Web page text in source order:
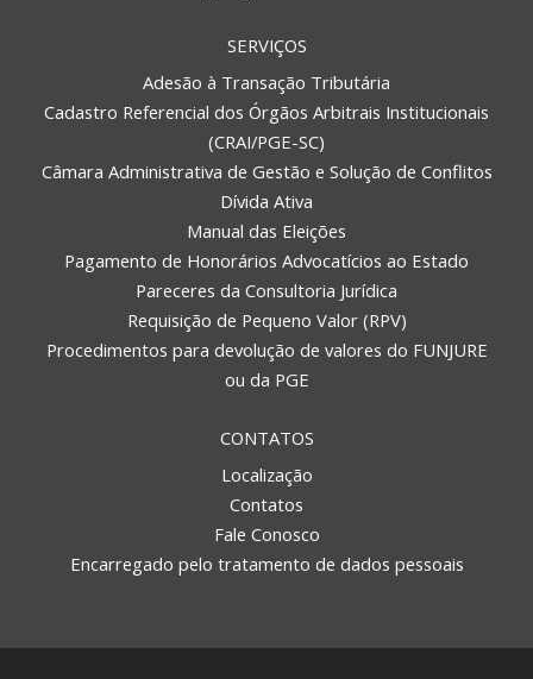
SERVIÇOS
Adesão à Transação Tributária
Cadastro Referencial dos Órgãos Arbitrais Institucionais
(CRAI/PGE-SC)
Câmara Administrativa de Gestão e Solução de Conflitos
Dívida Ativa
Manual das Eleições
Pagamento de Honorários Advocatícios ao Estado
Pareceres da Consultoria Jurídica
Requisição de Pequeno Valor (RPV)
Procedimentos para devolução de valores do FUNJURE
ou da PGE
CONTATOS
Localização
Contatos
Fale Conosco
Encarregado pelo tratamento de dados pessoais